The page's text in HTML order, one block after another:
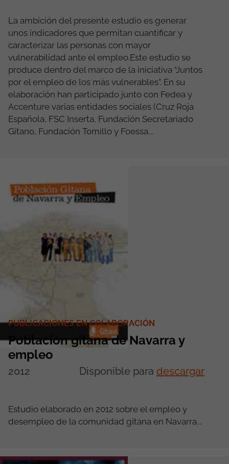
La ambición del presente estudio es generar
unos indicadores que permitan cuantificar y
caracterizar las personas con mayor
vulnerabilidad ante el empleo.Este estudio se
produce dentro del marco de la iniciativa “Juntos
por el empleo de los más vulnerables”. En su
elaboración han participado junto con Fedea y
Accenture varias entidades sociales (Cruz Roja
Española, FSC Inserta, Fundación Secretariado
Gitano, Fundación Tomillo y Foessa...
PUBLICACIONES EN COLABORACIÓN
Población gitana de Navarra y
empleo
2012 Disponible para descargar
Estudio elaborado en 2012 sobre el empleo y
desempleo de la comunidad gitana en Navarra...